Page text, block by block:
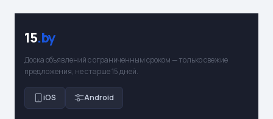
15.by
Доска объявлений с ограниченным сроком — только свежие
предложения, не старше 15 дней.
iOS Android